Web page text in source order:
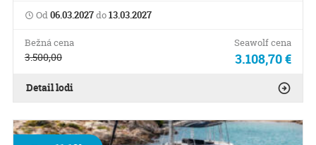
Od06.03.2027do13.03.2027
Bežná cena
3.500,00
Seawolf cena
3.108,70 €
Detail lodi